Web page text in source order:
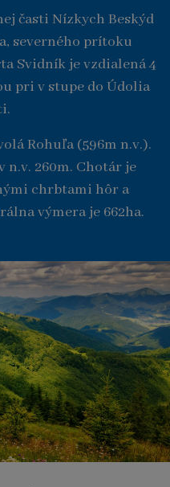
časti Nízkych Beskýd
severného prítoku
Svidník je vzdialená 4
pri v stupe do Údolia
Rohuľa (596m n.v.).
n.v. 260m. Chotár je
chrbtami hôr a
výmera je 662ha.